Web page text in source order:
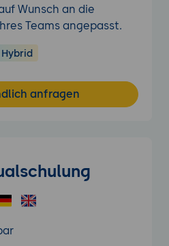
Wunsch an die
Teams angepasst.
Hybrid
anfragen